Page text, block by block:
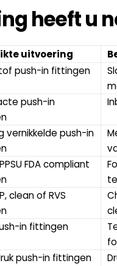
heeft u
uitvoering
push-in fittingen
push-in
vernikkelde push-in
FDA compliant
clean of RVS
in fittingen
push-in fittingen